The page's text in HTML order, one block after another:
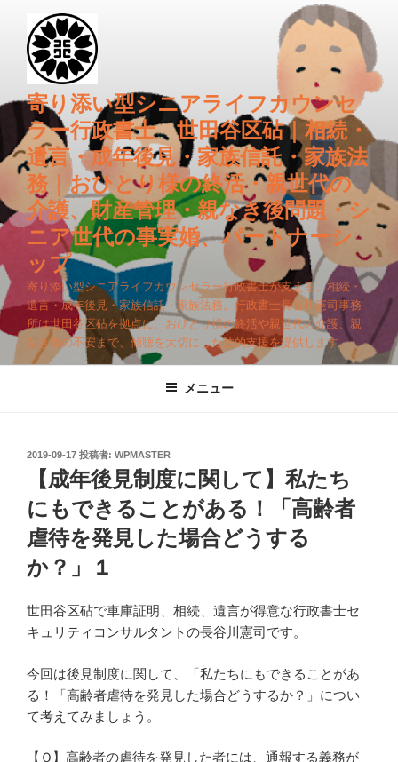
キ
プ
寄り添い型シニアライフカウンセ
ラー行政書士 世田谷区砧｜相続・
遺言・成年後見・家族信託・家族法
務｜おひとり様の終活・親世代の
介護、財産管理・親なき後問題・シ
ニア世代の事実婚、パートナーシ
ップ
寄り添い型シニアライフカウンセラー行政書士が支える、相続・
遺言・成年後見・家族信託・家族法務。行政書士長谷川憲司事務
所は世田谷区砧を拠点に、おひとり様の終活や親世代の介護、親
なき後の不安まで、傾聴を大切にした法的支援を提供します。
メニュー
投
2019-09-17 投稿者: WPMASTER
【成年後見制度に関して】私たち
にもできることがある！「高齢者
虐待を発見した場合どうする
か？」１
世田谷区砧で車庫証明、相続、遺言が得意な行政書士セ
キュリティコンサルタントの長谷川憲司です。
今回は後見制度に関して、「私たちにもできることがあ
る！「高齢者虐待を発見した場合どうするか？」につい
て考えてみましょう。
【Ｑ】高齢者の虐待を発見した者には、通報する義務が